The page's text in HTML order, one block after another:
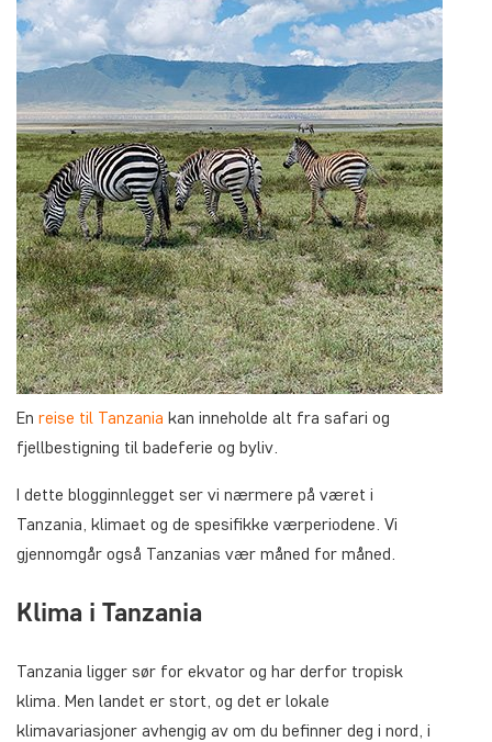
En reise til Tanzania kan inneholde alt fra safari og
fjellbestigning til badeferie og byliv.
I dette blogginnlegget ser vi nærmere på været i
Tanzania, klimaet og de spesifikke værperiodene. Vi
gjennomgår også Tanzanias vær måned for måned.
Klima i Tanzania
Tanzania ligger sør for ekvator og har derfor tropisk
klima. Men landet er stort, og det er lokale
klimavariasjoner avhengig av om du befinner deg i nord, i